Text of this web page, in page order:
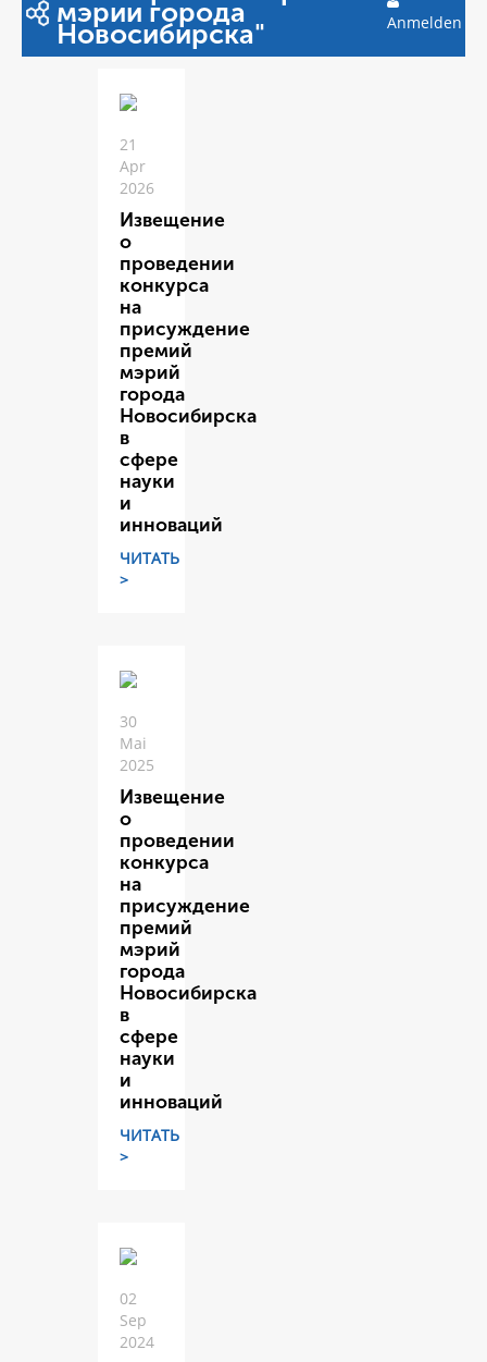
мэрии города
Новосибирска" Anmelden
21
Apr
2026
Извещение
о
проведении
конкурса
на
присуждение
премий
мэрий
города
Новосибирска
в
сфере
науки
и
инноваций
ЧИТАТЬ
>
30
Mai
2025
Извещение
о
проведении
конкурса
на
присуждение
премий
мэрий
города
Новосибирска
в
сфере
науки
и
инноваций
ЧИТАТЬ
>
02
Sep
2024